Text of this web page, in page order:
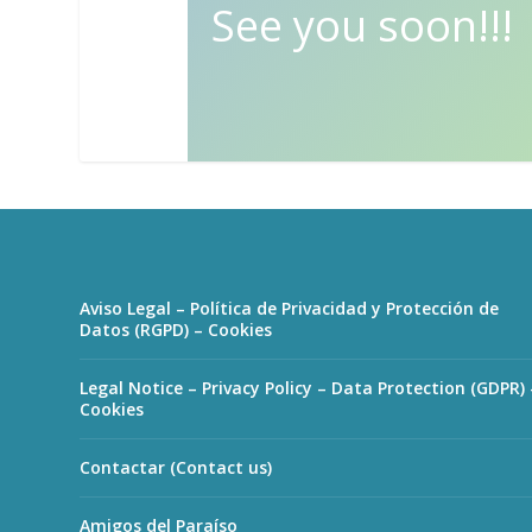
See you soon!!!
Aviso Legal – Política de Privacidad y Protección de
Datos (RGPD) – Cookies
Legal Notice – Privacy Policy – Data Protection (GDPR)
Cookies
Contactar (Contact us)
Amigos del Paraíso